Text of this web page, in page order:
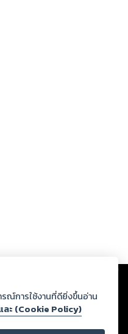
และปรากฏว่าละเมิดสิทธิใน
หมายและศีลธรรม ดังนั้น ผู้อ่าน
วยตนเอง และหากท่านพบว่าส่วน
จ้งมายังบริษัท เพื่อทีมงานจะได้
วนลิขสิทธิ์ตามพระราชบัญญัติ
รณ์การใช้งานที่ดียิ่งขึ้นอ่าน
ะ (Cookie Policy)